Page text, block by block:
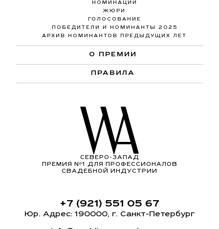
НОМИНАЦИИ
ЖЮРИ
ГОЛОСОВАНИЕ
ПОБЕДИТЕЛИ И НОМИНАНТЫ 2025
АРХИВ НОМИНАНТОВ ПРЕДЫДУЩИХ ЛЕТ
О ПРЕМИИ
ПРАВИЛА
СЕВЕРО-ЗАПАД
ПРЕМИЯ Nº1 ДЛЯ ПРОФЕССИОНАЛОВ
СВАДЕБНОЙ ИНДУСТРИИ
+7 (921) 551 05 67
Юр. Адрес: 190000, г. Санкт-Петербург